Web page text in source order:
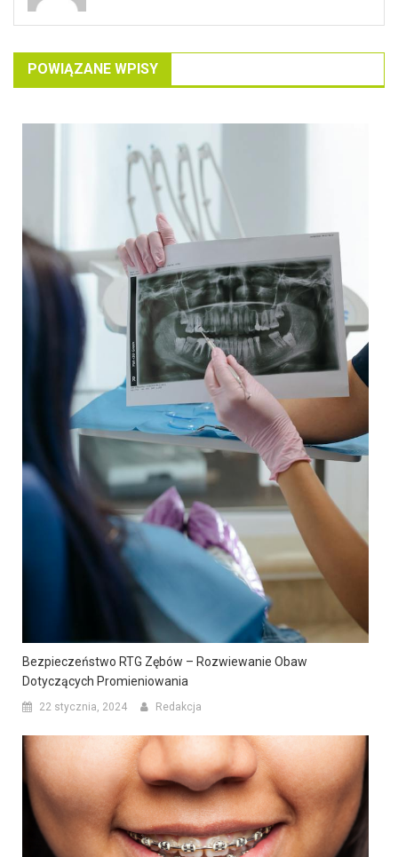
POWIĄZANE WPISY
Bezpieczeństwo RTG Zębów – Rozwiewanie Obaw
Dotyczących Promieniowania
22 stycznia, 2024 Redakcja